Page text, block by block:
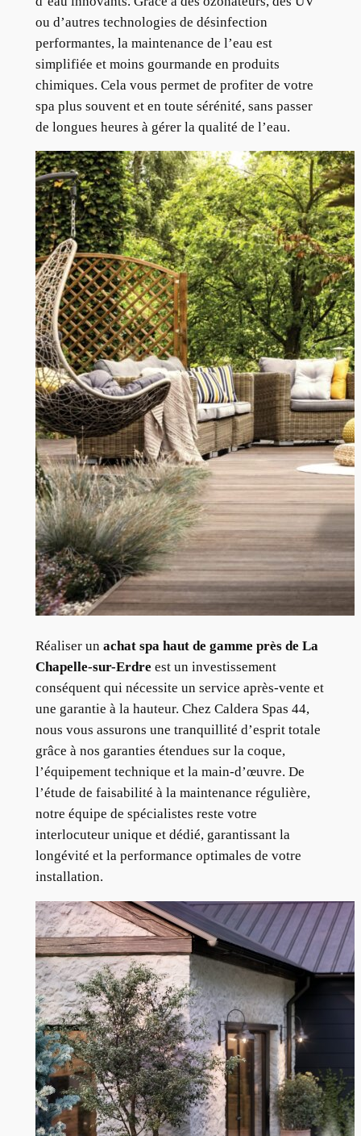
ou d’autres technologies de désinfection
performantes, la maintenance de l’eau est
simplifiée et moins gourmande en produits
chimiques. Cela vous permet de profiter de votre
spa plus souvent et en toute sérénité, sans passer
de longues heures à gérer la qualité de l’eau.
Réaliser un achat spa haut de gamme près de La
Chapelle-sur-Erdre est un investissement
conséquent qui nécessite un service après-vente et
une garantie à la hauteur. Chez Caldera Spas 44,
nous vous assurons une tranquillité d’esprit totale
grâce à nos garanties étendues sur la coque,
l’équipement technique et la main-d’œuvre. De
l’étude de faisabilité à la maintenance régulière,
notre équipe de spécialistes reste votre
interlocuteur unique et dédié, garantissant la
longévité et la performance optimales de votre
installation.